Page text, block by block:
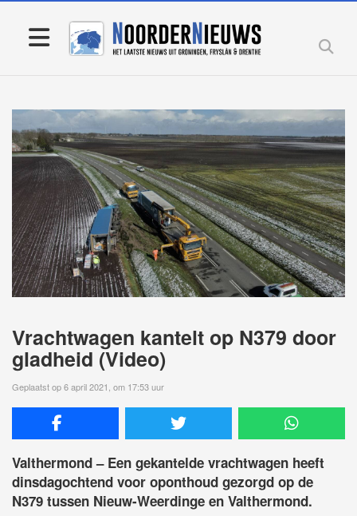
Vrachtwagen kantelt op N379 door
gladheid (Video)
Geplaatst op 6 april 2021, om 17:53 uur
Valthermond – Een gekantelde vrachtwagen heeft
dinsdagochtend voor oponthoud gezorgd op de
N379 tussen Nieuw-Weerdinge en Valthermond.